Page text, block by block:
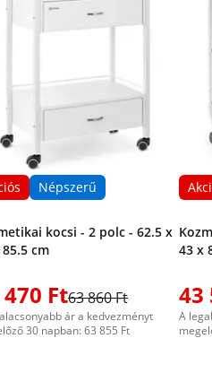
Népszerű
kocsi - 2 polc - 62.5 x
cm
Ft63 860 Ft
ár a kedvezményt
30 napban: 63 855 Ft
43 x
43
A